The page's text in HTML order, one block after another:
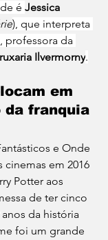
é Jessica
), que interpreta
professora da
Ilvermorny.
em
franquia
e Onde
em 2016
Potter aos
de ter cinco
da história
foi um grande